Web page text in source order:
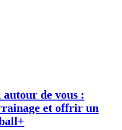
de vous :
et offrir un